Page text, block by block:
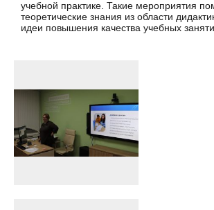
учебной практике. Такие мероприятия
теоретические знания из области
идеи повышения качества учебных